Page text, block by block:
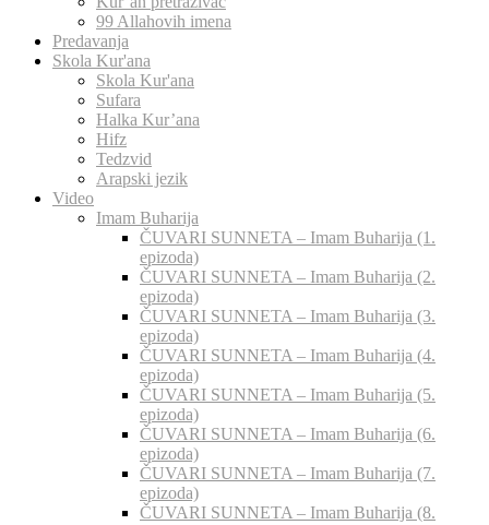
99 Allahovih imena
Predavanja
Skola Kur'ana
Skola Kur'ana
Sufara
Halka Kur’ana
Hifz
Tedzvid
Arapski jezik
Video
Imam Buharija
ČUVARI SUNNETA – Imam Buharija (1.
epizoda)
ČUVARI SUNNETA – Imam Buharija (2.
epizoda)
ČUVARI SUNNETA – Imam Buharija (3.
epizoda)
ČUVARI SUNNETA – Imam Buharija (4.
epizoda)
ČUVARI SUNNETA – Imam Buharija (5.
epizoda)
ČUVARI SUNNETA – Imam Buharija (6.
epizoda)
ČUVARI SUNNETA – Imam Buharija (7.
epizoda)
ČUVARI SUNNETA – Imam Buharija (8.